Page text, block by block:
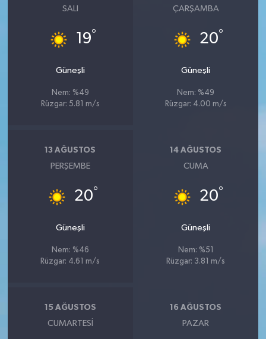
SALI
19°
Güneşli
Nem: %49
Rüzgar: 5.81 m/s
ÇARŞAMBA
20°
Güneşli
Nem: %49
Rüzgar: 4.00 m/s
13 AĞUSTOS
PERŞEMBE
20°
Güneşli
Nem: %46
Rüzgar: 4.61 m/s
14 AĞUSTOS
CUMA
20°
Güneşli
Nem: %51
Rüzgar: 3.81 m/s
15 AĞUSTOS
CUMARTESI
16 AĞUSTOS
PAZAR